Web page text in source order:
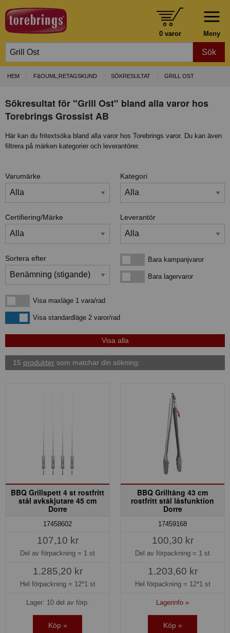
Meny
0 varor
Sök
HEM F&OUML;RETAGSKUND SÖKRESULTAT GRILL OST
Sökresultat för "Grill Ost" bland alla varor hos
Torebrings Grossist AB
Här kan du fritextsöka bland alla varor hos Torebrings varor. Du kan även
filtrera på märken kategorier och leverantörer.
Varumärke Kategori
Certifiering/Märke Leverantör
Sortera efter Bara kampanjvarorBara kampanjvaror
Bara lagervarorBara lagervaror
Visa maxläge 1 vara/rad
Visa maxläge 1 vara/rad
Visa standardlägeVisa standardläge 2 varor/rad
15 produkter som matchar din sökning:
BBQ Grillspett 4 st rostfritt
stål avkskjutare 45 cm
Dorre
17458602
107,10 kr
Del av förpackning = 1 st
1.285,20 kr
Hel förpackning = 12*1 st
Lager: 10 del av förp.
Köp »
BBQ Grilltång 43 cm
rostfritt stål låsfunktion
Dorre
17459168
100,30 kr
Del av förpackning = 1 st
1.203,60 kr
Hel förpackning = 12*1 st
Lagerinfo »
Köp »